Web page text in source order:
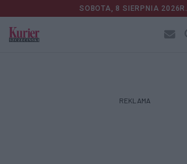
SOBOTA, 8 SIERPNIA 2026R.
REKLAMA